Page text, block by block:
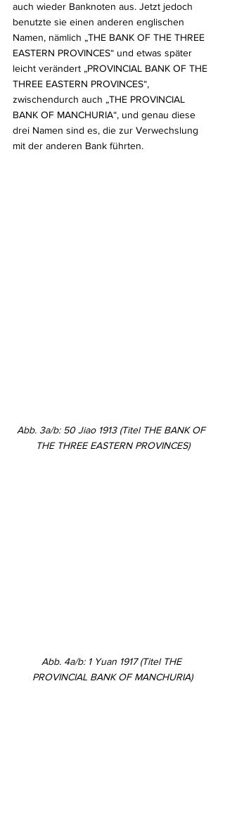
auch wieder Banknoten aus. Jetzt jedoch
benutzte sie einen anderen englischen
Namen, nämlich „THE BANK OF THE THREE
EASTERN PROVINCES“ und etwas später
leicht verändert „PROVINCIAL BANK OF THE
THREE EASTERN PROVINCES“,
zwischendurch auch „THE PROVINCIAL
BANK OF MANCHURIA“, und genau diese
drei Namen sind es, die zur Verwechslung
mit der anderen Bank führten.
Abb. 3a/b: 50 Jiao 1913 (Titel THE BANK OF
THE THREE EASTERN PROVINCES)
Abb. 4a/b: 1 Yuan 1917 (Titel THE
PROVINCIAL BANK OF MANCHURIA)